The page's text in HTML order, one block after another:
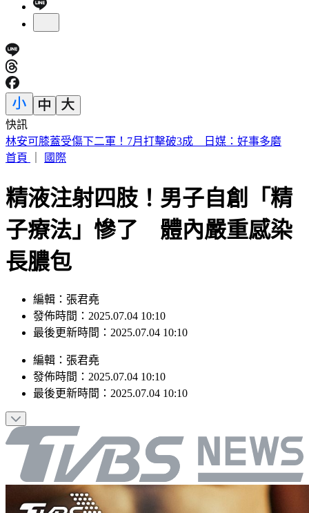
快訊
SBS歌謠大戰／BABYMONSTER幹練舞台裝辣翻 熱情邀舞
一起跳
精液注射四肢！男子自創「精
子療法」慘了 體內嚴重感染
長膿包
編輯：張君堯
發佈時間：2025.07.04 10:10
編輯：張君堯
發佈時間：2025.07.04 10:10